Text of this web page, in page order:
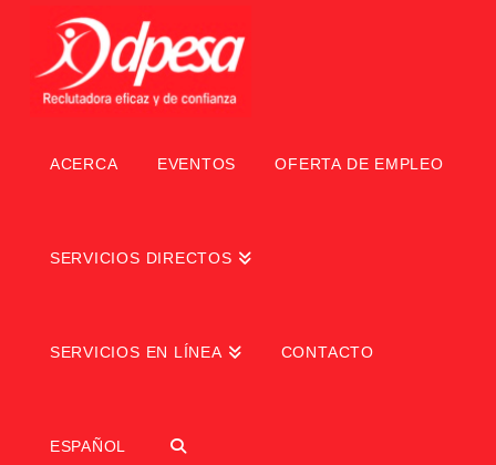
ACERCA EVENTOS OFERTA DE EMPLEO
SERVICIOS DIRECTOS
SERVICIOS EN LÍNEA CONTACTO
ESPAÑOL